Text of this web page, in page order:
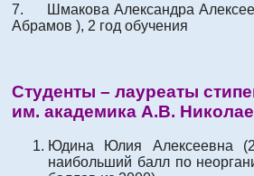
7. Шмакова Александра
Абрамов ), 2 год обучения
Студенты – лауреаты
им. академика А.В.
Юдина Юлия Алексеевна
наибольший балл по